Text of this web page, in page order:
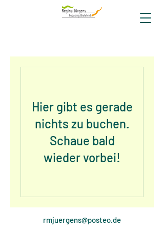
Hier gibt es gerade
nichts zu buchen.
Schaue bald
wieder vorbei!
rmjuergens@posteo.de